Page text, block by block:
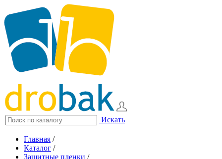
Искать
Главная /
Каталог /
Защитные пленки /